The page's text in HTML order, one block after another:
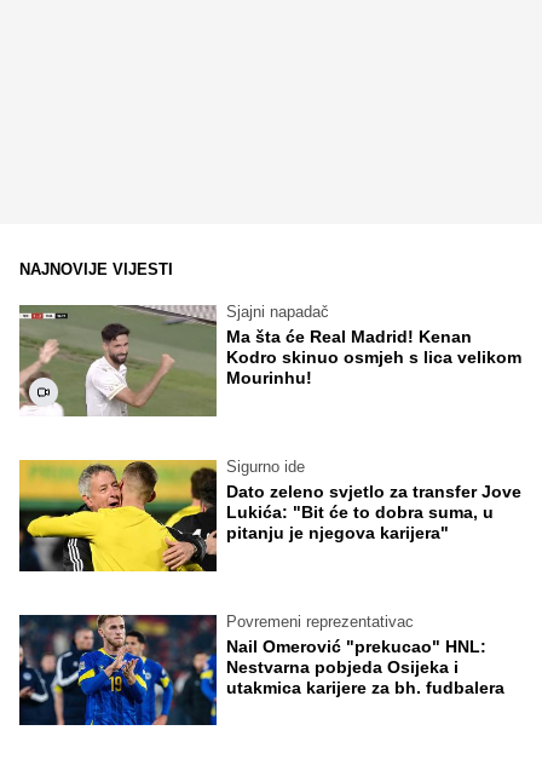
NAJNOVIJE VIJESTI
Sjajni napadač
Ma šta će Real Madrid! Kenan
Kodro skinuo osmjeh s lica velikom
Mourinhu!
Sigurno ide
Dato zeleno svjetlo za transfer Jove
Lukića: "Bit će to dobra suma, u
pitanju je njegova karijera"
Povremeni reprezentativac
Nail Omerović "prekucao" HNL:
Nestvarna pobjeda Osijeka i
utakmica karijere za bh. fudbalera